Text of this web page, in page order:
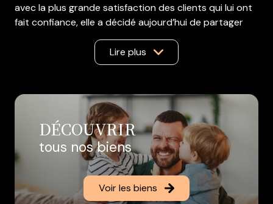
DÉCOUVRIR
tous nos biens
Voir les biens
avec la plus grande satisfaction des clients qui lui ont
fait confiance, elle a décidé aujourd’hui de partager
son savoir en formant sa propre équipe dynamique,
dans des conditions de travail idéales pour chacun.
Aujourd'hui, elle dispose de 9 agents commerciaux à
correctement accompagnés dans leurs projets de
vente ou d'acquisition.
Angélique et ses agents commerciaux, seront heureux
de vous aider dans vos démarches, et de vous
conseiller au mieux, afin de réaliser vos transactions
avec succès, et seront à vos côtés du début de vos
recherches, jusqu'à la remise des clefs, en passant par
l'étape du financement, et du notaire!
Lire plus